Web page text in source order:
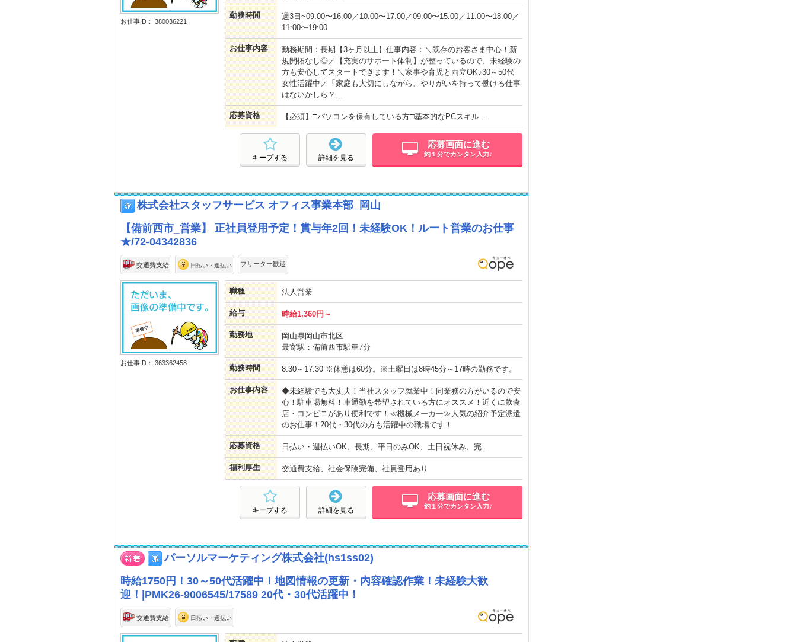
お仕事ID： 380036221
勤務時間
週3日~09:00〜16:00／10:00〜17:00／09:00〜15:00／11:00〜18:00／
11:00〜19:00
お仕事内容
勤務期間：長期【3ヶ月以上】仕事内容：＼既存のお客さま中心！新
規開拓なし◎／【充実のサポート体制】が整っているので、未経験の
方も安心してスタートできます！＼家事や育児と両立OK♪30～50代
女性活躍中／「家庭も大切にしながら、やりがいを持って働ける仕事
はないかしら？...
応募資格 【必須】□パソコンを保有している方□基本的なPCスキル...
応募画面に進む
約１分でカンタン入力♪
詳細を見る
キープする
株式会社スタッフサービス オフィス事業本部_岡山
【備前西市_営業】 正社員登用予定！賞与年2回！未経験OK！ルート営業のお仕事
★/72-04342836
交通費支給 日払い・週払い フリーター歓迎
お仕事ID： 363362458
職種 法人営業
給与 時給1,360円～
勤務地
岡山県岡山市北区
最寄駅：備前西市駅車7分
勤務時間 8:30～17:30 ※休憩は60分。※土曜日は8時45分～17時の勤務です。
お仕事内容
◆未経験でも大丈夫！当社スタッフ就業中！同業務の方がいるので安
心！駐車場無料！車通勤を希望されている方にオススメ！近くに飲食
店・コンビニがあり便利です！≪機械メーカー≫人気の紹介予定派遣
のお仕事！20代・30代の方も活躍中の職場です！
応募資格 日払い・週払いOK、長期、平日のみOK、土日祝休み、完...
福利厚生 交通費支給、社会保険完備、社員登用あり
応募画面に進む
約１分でカンタン入力♪
詳細を見る
キープする
パーソルマーケティング株式会社(hs1ss02)
時給1750円！30～50代活躍中！地図情報の更新・内容確認作業！未経験大歓
迎！|PMK26-9006545/17589 20代・30代活躍中！
交通費支給 日払い・週払い